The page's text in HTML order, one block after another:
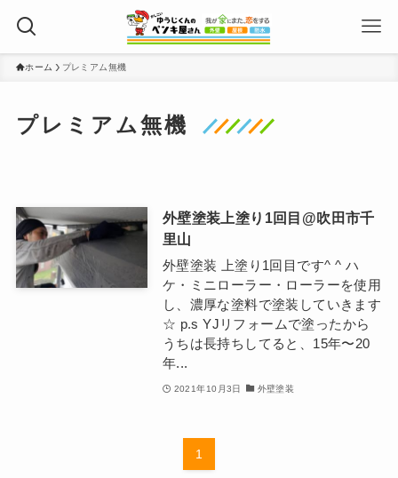
ホーム プレミアム無機
プレミアム無機
外壁塗装上塗り1回目@吹田市千
里山
外壁塗装 上塗り1回目です^ ^ ハ
ケ・ミニローラー・ローラーを使用
し、濃厚な塗料で塗装していきます
☆ p.s YJリフォームで塗ったから
うちは長持ちしてると、15年〜20
年...
2021年10月3日 外壁塗装
1